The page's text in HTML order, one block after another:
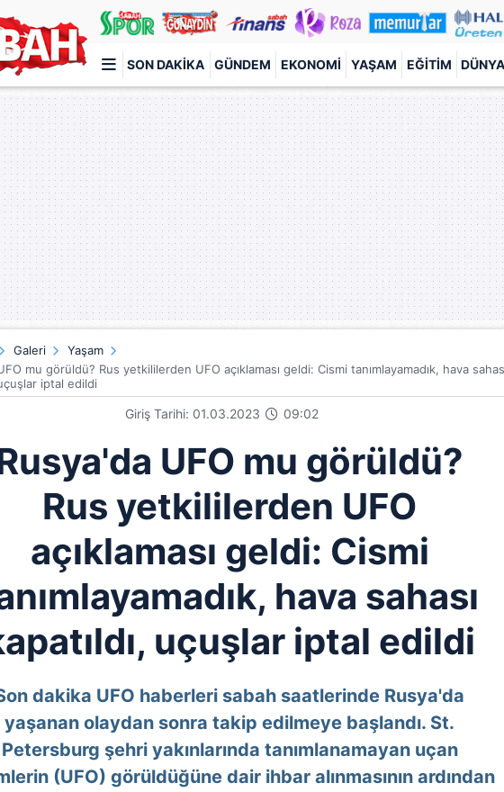
SON DAKIKA GÜNDEM EKONOMI YAŞAM EĞITIM DÜNYA
en iyi haber sitesi
Galeri
Yaşam
mu görüldü? Rus yetkililerden UFO açıklaması geldi: Cismi tanımlayamadık, hava
iptal edildi
Giriş Tarihi: 01.03.2023 09:02
UFO mu görüldü?
Rus yetkililerden UFO
açıklaması geldi: Cismi
hava sahası
uçuşlar iptal edildi
dakika UFO haberleri sabah saatlerinde Rusya'da
yaşanan olaydan sonra takip edilmeye başlandı. St.
Petersburg şehri yakınlarında tanımlanamayan uçan
(UFO) görüldüğüne dair ihbar alınmasının ardından